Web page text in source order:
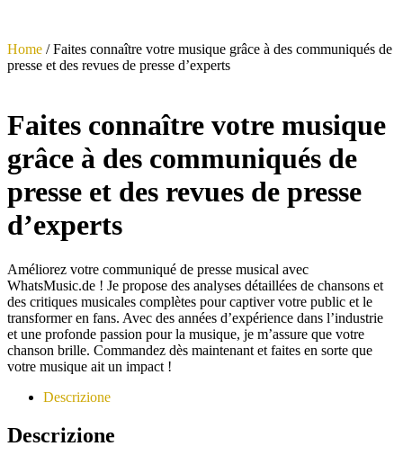
Home / Faites connaître votre musique grâce à des communiqués de
presse et des revues de presse d’experts
Faites connaître votre musique
grâce à des communiqués de
presse et des revues de presse
d’experts
Améliorez votre communiqué de presse musical avec
WhatsMusic.de ! Je propose des analyses détaillées de chansons et
des critiques musicales complètes pour captiver votre public et le
transformer en fans. Avec des années d’expérience dans l’industrie
et une profonde passion pour la musique, je m’assure que votre
chanson brille. Commandez dès maintenant et faites en sorte que
votre musique ait un impact !
Descrizione
Descrizione